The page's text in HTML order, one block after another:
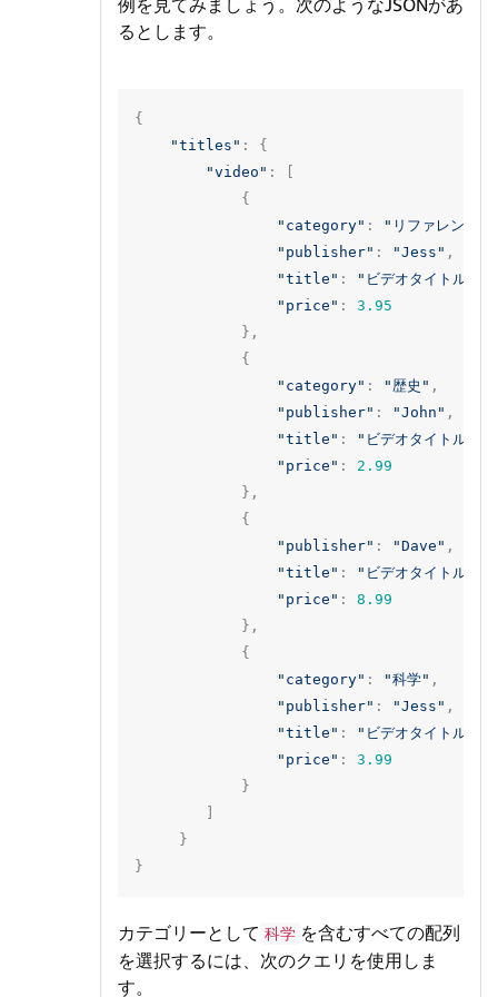
例を見てみましょう。次のようなJSONがあ
るとします。
{
"titles" :
{
"video" :
{
"category" : "リファレンス"
"publisher" : "Jess" ,
"title" : "ビデオタイトル1"
"price" :
3.95
},
{
"category" : "歴史" ,
"publisher" : "John" ,
"title" : "ビデオタイトル2"
"price" :
2.99
},
{
"publisher" : "Dave" ,
"title" : "ビデオタイトル3"
"price" :
8.99
},
{
"category" : "科学" ,
"publisher" : "Jess" ,
"title" : "ビデオタイトル4"
"price" :
3.99
}
}
}
カテゴリーとして 科学 を含むすべての配列
を選択するには、次のクエリを使用しま
す。